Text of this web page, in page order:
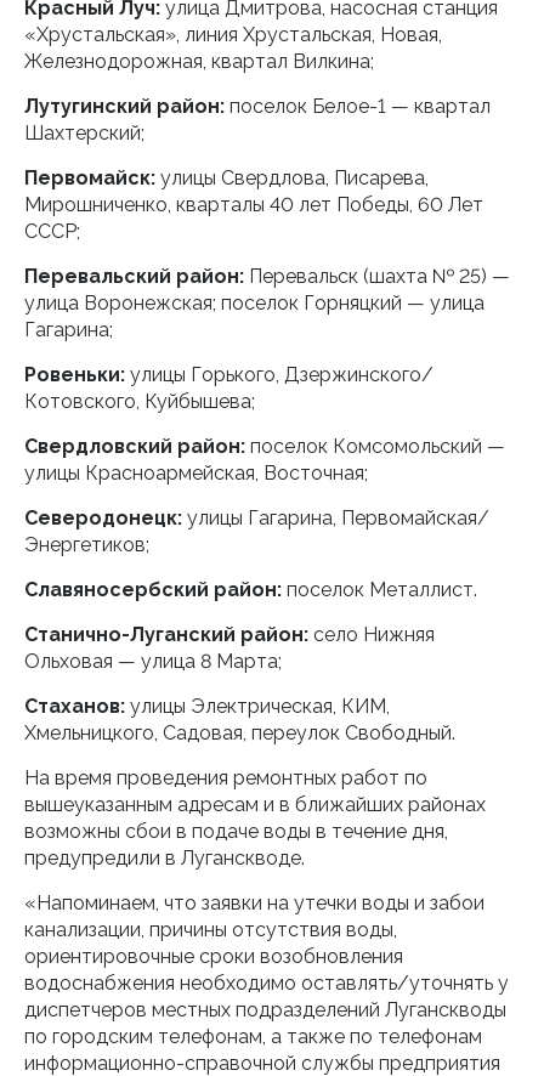
Красный Луч: улица Дмитрова, насосная станция
«Хрустальская», линия Хрустальская, Новая,
Железнодорожная, квартал Вилкина;
Лутугинский район: поселок Белое-1 — квартал
Шахтерский;
Первомайск: улицы Свердлова, Писарева,
Мирошниченко, кварталы 40 лет Победы, 60 Лет
СССР;
Перевальский район: Перевальск (шахта № 25) —
улица Воронежская; поселок Горняцкий — улица
Гагарина;
Ровеньки: улицы Горького, Дзержинского/
Котовского, Куйбышева;
Свердловский район: поселок Комсомольский —
улицы Красноармейская, Восточная;
Северодонецк: улицы Гагарина, Первомайская/
Энергетиков;
Славяносербский район: поселок Металлист.
Станично-Луганский район: село Нижняя
Ольховая — улица 8 Марта;
Стаханов: улицы Электрическая, КИМ,
Хмельницкого, Садовая, переулок Свободный.
На время проведения ремонтных работ по
вышеуказанным адресам и в ближайших районах
возможны сбои в подаче воды в течение дня,
предупредили в Луганскводе.
«Напоминаем, что заявки на утечки воды и забои
канализации, причины отсутствия воды,
ориентировочные сроки возобновления
водоснабжения необходимо оставлять/уточнять у
диспетчеров местных подразделений Луганскводы
по городским телефонам, а также по телефонам
информационно-справочной службы предприятия